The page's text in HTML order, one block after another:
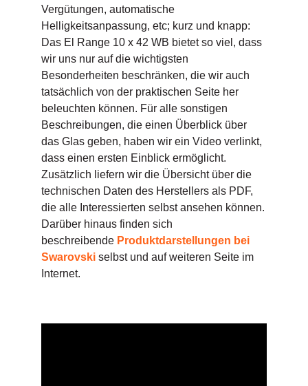
Vergütungen, automatische
Helligkeitsanpassung, etc; kurz und knapp:
Das El Range 10 x 42 WB bietet so viel, dass
wir uns nur auf die wichtigsten
Besonderheiten beschränken, die wir auch
tatsächlich von der praktischen Seite her
beleuchten können. Für alle sonstigen
Beschreibungen, die einen Überblick über
das Glas geben, haben wir ein Video verlinkt,
dass einen ersten Einblick ermöglicht.
Zusätzlich liefern wir die Übersicht über die
technischen Daten des Herstellers als PDF,
die alle Interessierten selbst ansehen können.
Darüber hinaus finden sich
beschreibendeProduktdarstellungen bei
Swarovskiselbst und auf weiteren Seite im
Internet.